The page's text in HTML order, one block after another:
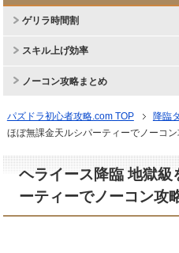
ゲリラ時間割
スキル上げ効率
ノーコン攻略まとめ
パズドラ初心者攻略.com TOP 降臨
ほぼ無課金天ルシパーティーでノーコン
ヘライース降臨 地獄級
ーティーでノーコン攻